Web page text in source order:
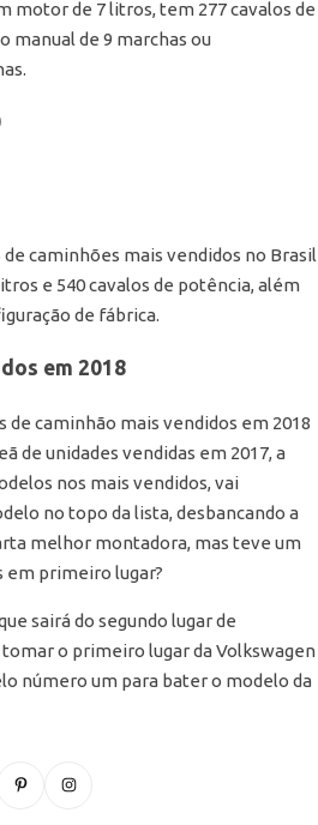
motor de 7 litros, tem 277 cavalos de
manual de 9 marchas ou
caminhões mais vendidos no Brasil
e 540 cavalos de potência, além
de fábrica.
em 2018
de caminhão mais vendidos em 2018
de unidades vendidas em 2017, a
nos mais vendidos, vai
no topo da lista, desbancando a
melhor montadora, mas teve um
em primeiro lugar?
sairá do segundo lugar de
o primeiro lugar da Volkswagen
número um para bater o modelo da